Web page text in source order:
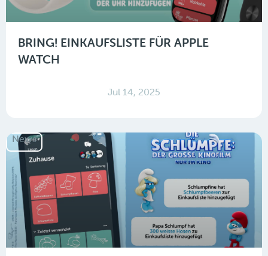
BRING! EINKAUFSLISTE FÜR APPLE
WATCH
Jul 14, 2025
News